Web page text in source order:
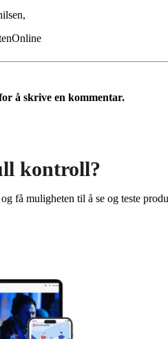
å skrive en kommentar.
kontroll?
få muligheten til å se og teste